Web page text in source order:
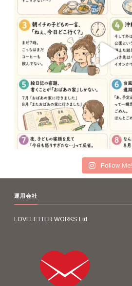
Follow Me!
運用会社
LOVELETTER WORKS Ltd.